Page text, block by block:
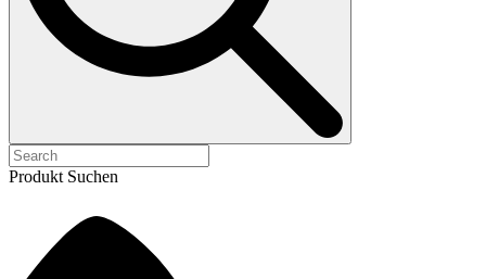
Produkt Suchen